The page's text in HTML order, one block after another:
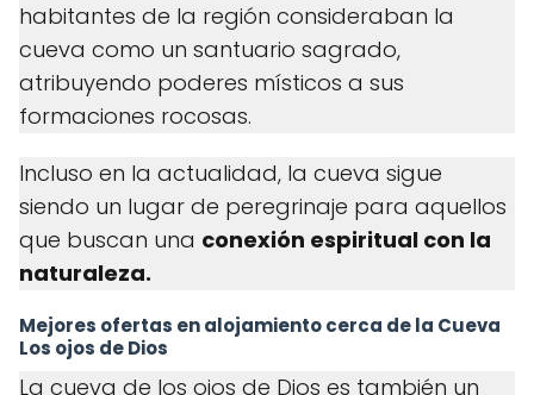
habitantes de la región consideraban la
cueva como un santuario sagrado,
atribuyendo poderes místicos a sus
formaciones rocosas.
Incluso en la actualidad, la cueva sigue
siendo un lugar de peregrinaje para aquellos
que buscan una conexión espiritual con la
naturaleza.
Mejores ofertas en alojamiento cerca de la Cueva
Los ojos de Dios
La cueva de los ojos de Dios es también un